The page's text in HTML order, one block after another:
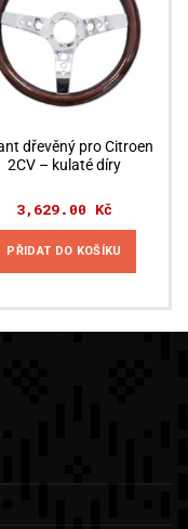
lze
vybrat
na
stránce
produktu
dřevěný pro Citroen
2CV – kulaté díry
3,629.00 Kč
PŘIDAT DO KOŠÍKU